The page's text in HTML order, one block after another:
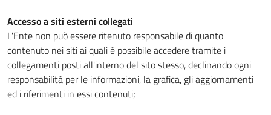
Accesso a siti esterni collegati
L'Ente non può essere ritenuto responsabile di quanto
contenuto nei siti ai quali è possibile accedere tramite i
collegamenti posti all'interno del sito stesso, declinando ogni
responsabilità per le informazioni, la grafica, gli aggiornamenti
ed i riferimenti in essi contenuti;